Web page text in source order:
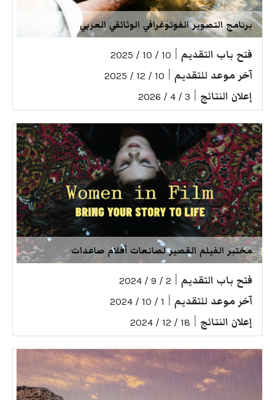
برنامج التصوير الفوتوغرافي الوثائقي العربي
فتح باب التقديم 10 / 10 / 2025
آخر موعد للتقديم 10 / 12 / 2025
إعلان النتائج 3 / 4 / 2026
مختبر الفيلم القصير لصانعات أفلام صاعدات
فتح باب التقديم 2 / 9 / 2024
آخر موعد للتقديم 1 / 10 / 2024
إعلان النتائج 18 / 12 / 2024